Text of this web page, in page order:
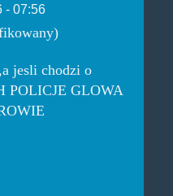
- 07:56
jesli chodzi o
POLICJE GLOWA